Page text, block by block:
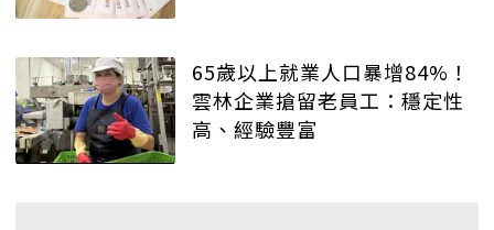
65歲以上就業人口暴增84%！
雲林企業搶留老員工：穩定性
高、經驗豐富